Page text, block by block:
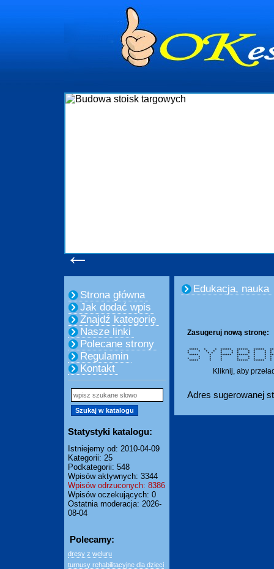
←
Strona główna
Jak dodać wpis
Znajdź kategorię
Nasze linki
Polecane strony
Regulamin
Kontakt
Statystyki katalogu:
Istniejemy od: 2010-04-09
Kategorii: 25
Podkategorii: 548
Wpisów aktywnych: 3344
Wpisów odrzuconych: 8386
Wpisów oczekujących: 0
Ostatnia moderacja: 2026-
08-04
Polecamy:
dresy z weluru
turnusy rehabilitacyjne dla dzieci
Edukacja, nauka
Zasugeruj nową stronę:
***** * * ****** ****** ******
* * * * * * * * *
* * * * * * *
***** * ****** ****** *
* * * * * *
* * * * * * *
***** * * ******
Kliknij, aby
Adres sugerowanej